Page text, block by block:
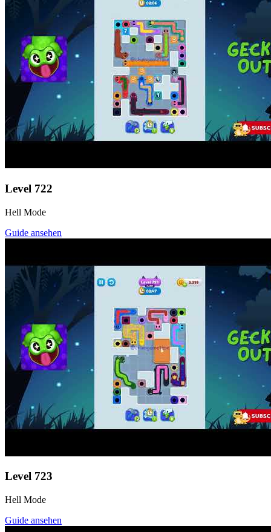
Level 722
Hell Mode
Guide ansehen
Level 723
Hell Mode
Guide ansehen